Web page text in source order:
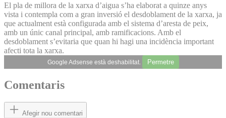
El pla de millora de la xarxa d’aigua s’ha elaborat a quinze anys
vista i contempla com a gran inversió el desdoblament de la xarxa, ja
que actualment està configurada amb el sistema d’aresta de peix,
amb un únic canal principal, amb ramificacions. Amb el
desdoblament s’evitaria que quan hi hagi una incidència important
afecti tota la xarxa.
Google Adsense està deshabilitat. Permetre
Comentaris
Afegir nou comentari